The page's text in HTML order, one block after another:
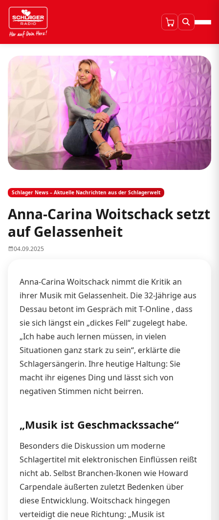
Schlager News – Aktuelle Nachrichten aus der Schlagerwelt
Anna-Carina Woitschack setzt
auf Gelassenheit
04.09.2025
Anna-Carina Woitschack nimmt die Kritik an
ihrer Musik mit Gelassenheit. Die 32-Jährige aus
Dessau betont im Gespräch mit T-Online , dass
sie sich längst ein „dickes Fell“ zugelegt habe.
„Ich habe auch lernen müssen, in vielen
Situationen ganz stark zu sein“, erklärte die
Schlagersängerin. Ihre heutige Haltung: Sie
macht ihr eigenes Ding und lässt sich von
negativen Stimmen nicht beirren.
„Musik ist Geschmackssache“
Besonders die Diskussion um moderne
Schlagertitel mit elektronischen Einflüssen reißt
nicht ab. Selbst Branchen-Ikonen wie Howard
Carpendale äußerten zuletzt Bedenken über
diese Entwicklung. Woitschack hingegen
verteidigt die neue Richtung: „Musik ist